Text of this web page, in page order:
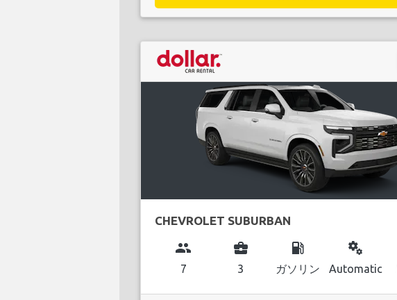
CHEVROLET SUBURBAN
group
7
business_center
3
local_gas_station
ガソリン
miscellaneous_services
Automatic